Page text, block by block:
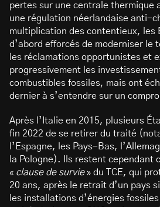
pertes sur une centrale thermique
une régulation néerlandaise anti-
multiplication des contentieux, les
d’abord efforcés de moderniser le
les réclamations opportunistes et
progressivement les
combustibles fossiles, mais ont
dernier à s’entendre sur un
Après l’Italie en 2015, plusieurs
fin 2022 de se retirer du traité
l’Espagne, les Pays-Bas,
la Pologne). Ils restent cependant
« clause de survie» du TCE, qui
20 ans, après le retrait d’un pays
les installations d’énergies